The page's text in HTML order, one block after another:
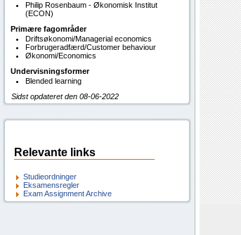
Philip Rosenbaum - Økonomisk Institut
(ECON)
Primære fagområder
Driftsøkonomi/Managerial economics
Forbrugeradfærd/Customer behaviour
Økonomi/Economics
Undervisningsformer
Blended learning
Sidst opdateret den 08-06-2022
Relevante links
Studieordninger
Eksamensregler
Exam Assignment Archive